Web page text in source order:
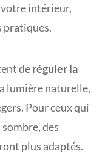
intérieur,
pratiques.
deréguler la
lumière naturelle,
Pour ceux qui
des
plus adaptés.